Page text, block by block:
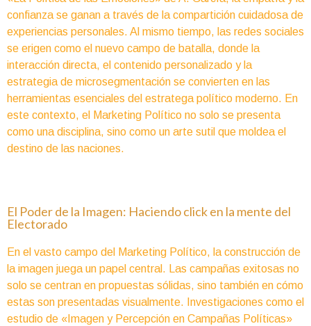
confianza se ganan a través de la compartición cuidadosa de
experiencias personales. Al mismo tiempo, las redes sociales
se erigen como el nuevo campo de batalla, donde la
interacción directa, el contenido personalizado y la
estrategia de microsegmentación se convierten en las
herramientas esenciales del estratega político moderno. En
este contexto, el Marketing Político no solo se presenta
como una disciplina, sino como un arte sutil que moldea el
destino de las naciones.
El Poder de la Imagen: Haciendo click en la mente del
Electorado
En el vasto campo del Marketing Político, la construcción de
la imagen juega un papel central. Las campañas exitosas no
solo se centran en propuestas sólidas, sino también en cómo
estas son presentadas visualmente. Investigaciones como el
estudio de «Imagen y Percepción en Campañas Políticas»